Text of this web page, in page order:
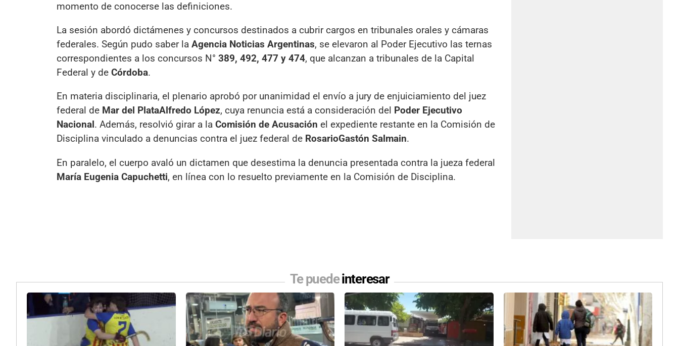
momento de conocerse las definiciones.
La sesión abordó dictámenes y concursos destinados a cubrir cargos en tribunales orales y cámaras
federales. Según pudo saber la Agencia Noticias Argentinas, se elevaron al Poder Ejecutivo las ternas
correspondientes a los concursos N° 389, 492, 477 y 474, que alcanzan a tribunales de la Capital
Federal y de Córdoba.
En materia disciplinaria, el plenario aprobó por unanimidad el envío a jury de enjuiciamiento del juez
federal de Mar del PlataAlfredo López, cuya renuncia está a consideración del Poder Ejecutivo
Nacional. Además, resolvió girar a la Comisión de Acusación el expediente restante en la Comisión de
Disciplina vinculado a denuncias contra el juez federal de RosarioGastón Salmain.
En paralelo, el cuerpo avaló un dictamen que desestima la denuncia presentada contra la jueza federal
María Eugenia Capuchetti, en línea con lo resuelto previamente en la Comisión de Disciplina.
Te puedeinteresar